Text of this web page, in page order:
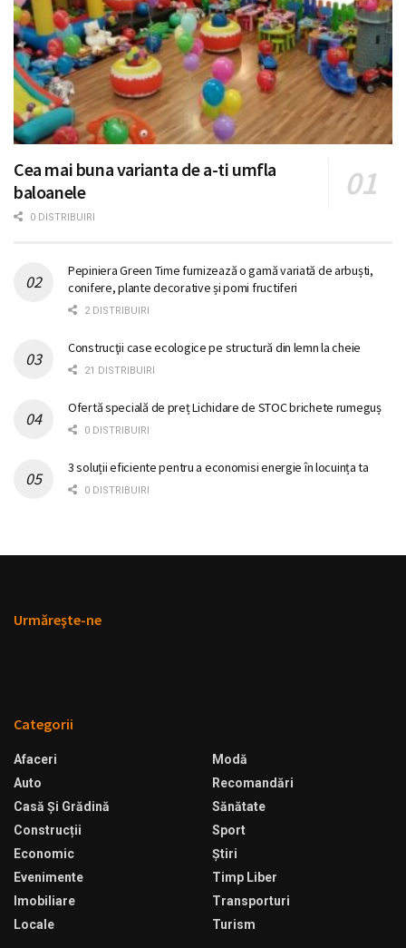
Cea mai buna varianta de a-ti umfla
baloanele
0 DISTRIBUIRI
Pepiniera Green Time furnizează o gamă variată de arbuști,
conifere, plante decorative și pomi fructiferi
2 DISTRIBUIRI
Construcţii case ecologice pe structură din lemn la cheie
21 DISTRIBUIRI
Ofertă specială de preț Lichidare de STOC brichete rumeguș
0 DISTRIBUIRI
3 soluții eficiente pentru a economisi energie în locuința ta
0 DISTRIBUIRI
Urmăreşte-ne
Categorii
Afaceri
Auto
Casă Şi Grădină
Construcții
Economic
Evenimente
Imobiliare
Locale
Modă
Recomandări
Sănătate
Sport
Ştiri
Timp Liber
Transporturi
Turism